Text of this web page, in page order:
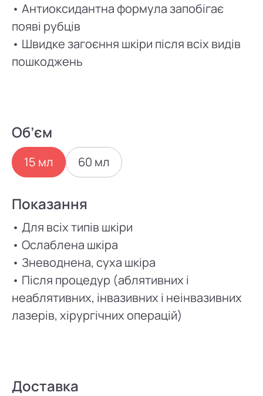
• Антиоксидантна формула запобігає
появі рубців
• Швидке загоєння шкіри після всіх видів
пошкоджень
Об’єм
15 мл 60 мл
Показання
• Для всіх типів шкіри
• Ослаблена шкіра
• Зневоднена, суха шкіра
• Після процедур (аблятивних і
неаблятивних, інвазивних і неінвазивних
лазерів, хірургічних операцій)
Доставка